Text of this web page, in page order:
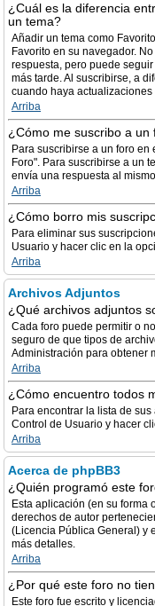
¿Cuál es la diferencia
un tema?
Añadir un tema como
Favorito en su navegador.
respuesta, pero puede
más tarde. Al suscribirse, a
cuando haya
Arriba
¿Cómo me suscribo a
Para suscribirse a un foro
Foro". Para suscribirse a un
envía una respuesta al
Arriba
¿Cómo borro mis
Para eliminar sus
Usuario y hacer clic en la
Arriba
Archivos Adjuntos
¿Qué archivos adjuntos
Cada foro puede permitir o
seguro de que tipos de
Administración para obtener
Arriba
¿Cómo encuentro todos
Para encontrar la lista de
Control de Usuario y hacer
Arriba
Acerca de phpBB3
¿Quién programó este
Esta aplicación (en su forma
derechos de autor
(Licencia Pública General) y
más detalles.
Arriba
¿Por qué este foro no
Este foro fue escrito y